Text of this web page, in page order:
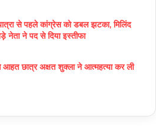
से पहले कांग्रेस को डबल झटका, मिलिंद
ने पद से दिया इस्तीफा
से आहत छात्र अक्षत शुक्ला ने आत्महत्या कर ली